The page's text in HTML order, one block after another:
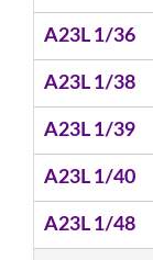
A23L 1/36
A23L 1/38
A23L 1/39
A23L 1/40
A23L 1/48